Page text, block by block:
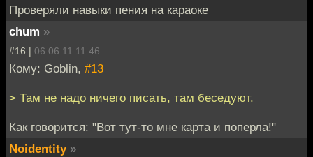
Проверяли навыки пения на караоке
chum »
#16 | 06.06.11 11:46
Кому: Goblin, #13
> Там не надо ничего писать, там беседуют.
Как говорится: "Вот тут-то мне карта и поперла!"
Noidentity »